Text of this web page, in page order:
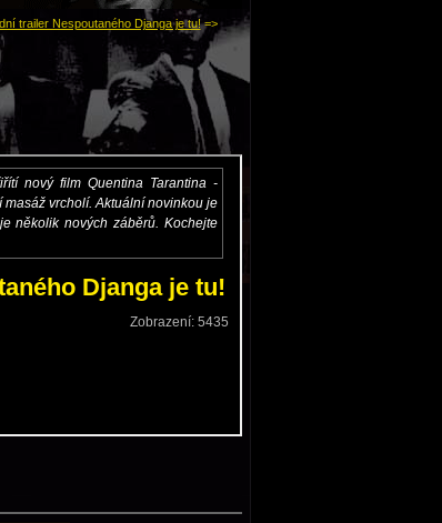
trailer Nespoutaného Djanga je tu!=>